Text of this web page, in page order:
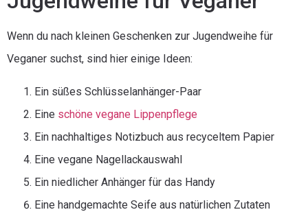
Wenn du nach kleinen Geschenken zur Jugendweihe für
Veganer suchst, sind hier einige Ideen:
Ein süßes Schlüsselanhänger-Paar
Eine schöne vegane Lippenpflege
Ein nachhaltiges Notizbuch aus recyceltem Papier
Eine vegane Nagellackauswahl
Ein niedlicher Anhänger für das Handy
Eine handgemachte Seife aus natürlichen Zutaten